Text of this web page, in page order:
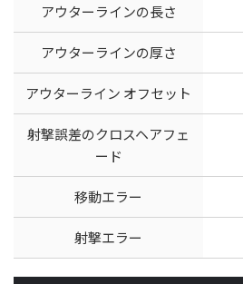
アウターラインの長さ
アウターラインの厚さ
アウターライン オフセット
射撃誤差のクロスヘアフェ
ード
移動エラー
射撃エラー